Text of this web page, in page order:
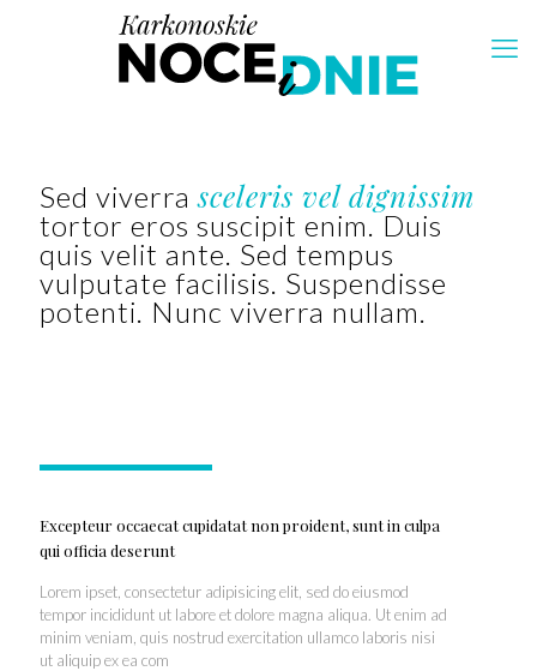
Sed viverrasceleris vel dignissim
tortor eros suscipit enim. Duis
quis velit ante. Sed tempus
vulputate facilisis. Suspendisse
potenti. Nunc viverra nullam.
Excepteur occaecat cupidatat non proident, sunt in culpa
qui officia deserunt
Lorem ipset, consectetur adipisicing elit, sed do eiusmod
tempor incididunt ut labore et dolore magna aliqua. Ut enim ad
minim veniam, quis nostrud exercitation ullamco laboris nisi
ut aliquip ex ea com